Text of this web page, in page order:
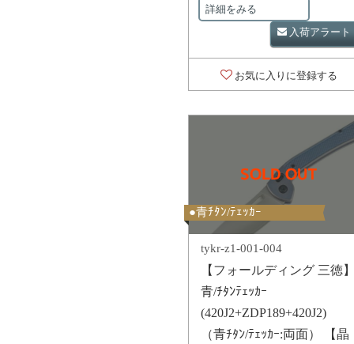
詳細をみる
入荷アラート
お気に入りに登録する
●青ﾁﾀﾝ/ﾃｪｯｶｰ
tykr-z1-001-004
【フォールディング 三徳
青/ﾁﾀﾝﾃｪｯｶｰ
(420J2+ZDP189+420J2)
（青ﾁﾀﾝ/ﾃｪｯｶｰ:両面） 【晶